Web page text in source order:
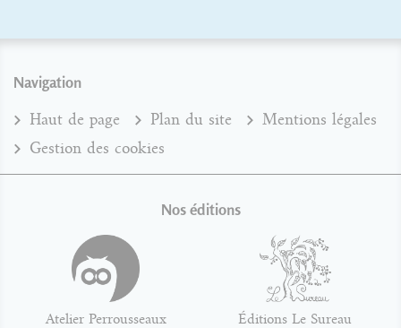
Navigation
Haut de page Plan du site
Mentions légales
Gestion des cookies
Nos éditions
Atelier Perrousseaux Éditions Le Sureau